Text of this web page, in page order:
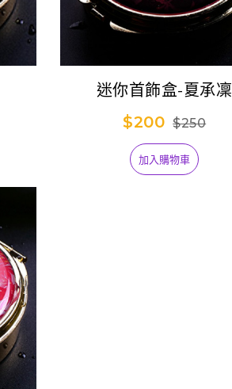
迷你首飾盒-夏承凜
$200 $250
加入購物車